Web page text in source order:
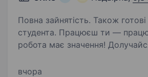
Повна зайнятість. Також готові
студента. Працюєш ти — працює країна. Твоя
робота має значення!
разом! Шукаємо ПРОДАВЦЯ-
вчора